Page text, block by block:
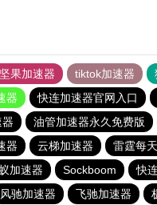
坚果加速器 tiktok加速器
器 快连加速器官网入口
油管加速器永久免费版
器 云梯加速器 雷霆每
加速器 Sockboom 快
风驰加速器 飞驰加速器